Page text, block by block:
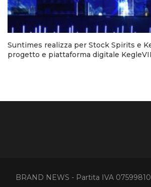
Suntimes realizza per Stock Spirits e
progetto e piattaforma digitale
BRAND NEWS - Partita IVA